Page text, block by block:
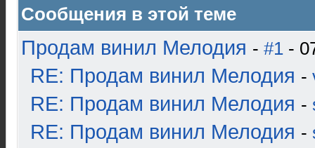
Сообщения в этой теме
Продам винил Мелодия - #1 -
RE: Продам винил Мелодия -
RE: Продам винил Мелодия -
RE: Продам винил Мелодия -